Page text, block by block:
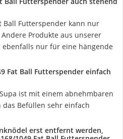
Ball Futterspender kann nur
Produkte aus unserer
nur für eine hängende
Fat Ball Futterspender einfach
ist mit einem abnehmbaren
das Befüllen sehr einfach
erst entfernt werden,